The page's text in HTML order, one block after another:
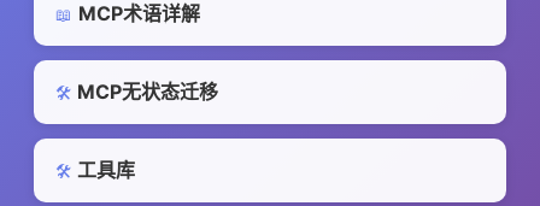
📖 MCP术语详解
🛠️ MCP无状态迁移
🛠️ 工具库